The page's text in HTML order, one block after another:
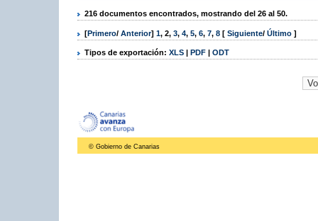
216 documentos encontrados, mostrando del 26 al 50.
[Primero/ Anterior] 1, 2, 3, 4, 5, 6, 7, 8 [ Siguiente/ Último ]
Tipos de exportación: XLS | PDF | ODT
© Gobierno de Canarias